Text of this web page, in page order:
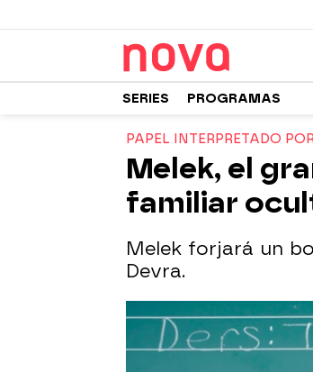
SERIES PROGRAMAS
PAPEL INTERPRETADO
Melek, el
familiar
Melek forjará un
Devra.